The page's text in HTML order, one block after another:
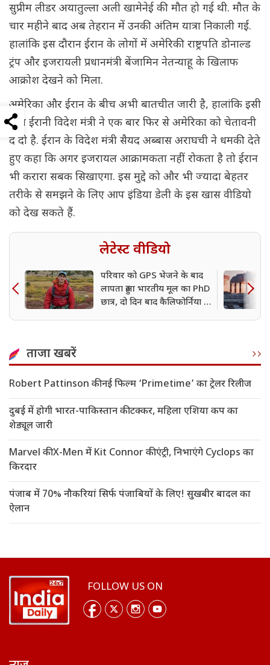
सुप्रीम लीडर अयातुल्ला अली खामेनेई की मौत हो गई थी. मौत के
चार महीने बाद अब तेहरान में उनकी अंतिम यात्रा निकाली गई.
हालांकि इस दौरान ईरान के लोगों में अमेरिकी राष्ट्रपति डोनाल्ड
ट्रंप और इजरायली प्रधानमंत्री बेंजामिन नेतन्याहू के खिलाफ
आक्रोश देखने को मिला.
अमेरिका और ईरान के बीच अभी बातचीत जारी है, हालांकि इसी
बीच ईरानी विदेश मंत्री ने एक बार फिर से अमेरिका को चेतावनी
दे दी है. ईरान के विदेश मंत्री सैयद अब्बास अराघची ने धमकी देते
हुए कहा कि अगर इजरायल आक्रामकता नहीं रोकता है तो ईरान
भी करारा सबक सिखाएगा. इस मुद्दे को और भी ज्यादा बेहतर
तरीके से समझने के लिए आप इंडिया डेली के इस खास वीडियो
को देख सकते हैं.
लेटेस्ट वीडियो
परिवार को GPS भेजने के बाद
लापता हुआ भारतीय मूल का PhD
छात्र, दो दिन बाद कैलिफोर्निया में
ताजा खबरें
Robert Pattinson की नई फिल्म ‘Primetime’ का ट्रेलर रिलीज
दुबई में होगी भारत-पाकिस्तान की टक्कर, महिला एशिया कप का
शेड्यूल जारी
Marvel की X-Men में Kit Connor की एंट्री, निभाएंगे Cyclops का
किरदार
पंजाब में 70% नौकरियां सिर्फ पंजाबियों के लिए! सुखबीर बादल का
ऐलान
FOLLOW US ON